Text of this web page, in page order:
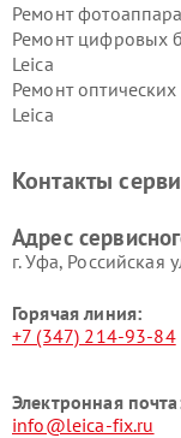
Ремонт
Ремонт цифровых
Leica
Ремонт
Leica
Контакты
Адрес
г. Уфа, Российская
Горячая линия:
+7 (347) 214-93-84
Электронная
info@leica-fix.ru